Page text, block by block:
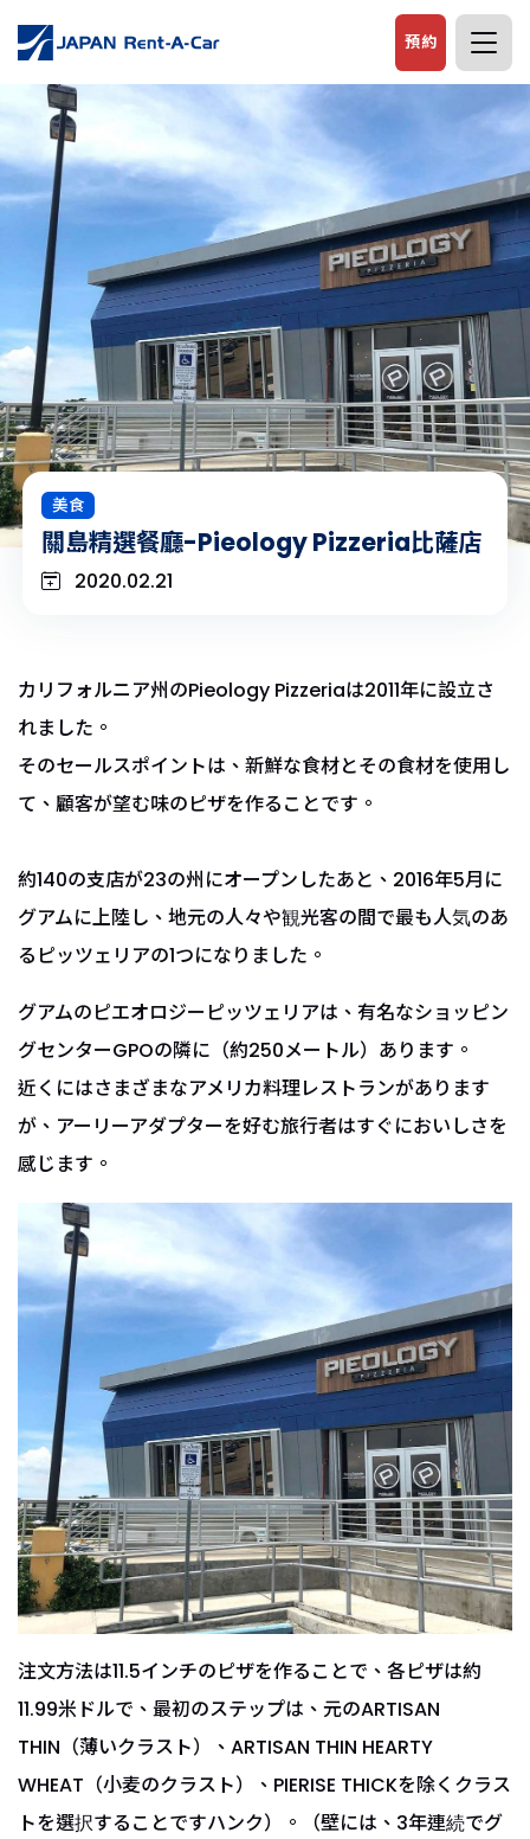
預約
美食
關島精選餐廳-Pieology Pizzeria比薩店
2020.02.21
カリフォルニア州のPieology Pizzeriaは2011年に設立さ
れました。
そのセールスポイントは、新鮮な食材とその食材を使用し
て、顧客が望む味のピザを作ることです。
約140の支店が23の州にオープンしたあと、2016年5月に
グアムに上陸し、地元の人々や観光客の間で最も人気のあ
るピッツェリアの1つになりました。
グアムのピエオロジーピッツェリアは、有名なショッピン
グセンターGPOの隣に（約250メートル）あります。
近くにはさまざまなアメリカ料理レストランがあります
が、アーリーアダプターを好む旅行者はすぐにおいしさを
感じます。
注文方法は11.5インチのピザを作ることで、各ピザは約
11.99米ドルで、最初のステップは、元のARTISAN
THIN（薄いクラスト）、ARTISAN THIN HEARTY
WHEAT（小麦のクラスト）、PIERISE THICKを除くクラス
トを選択することですハンク）。（壁には、3年連続でグ